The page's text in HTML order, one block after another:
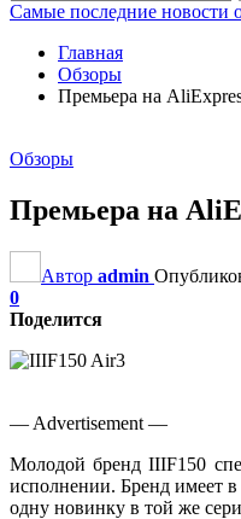
Самые последние новости
Главная
Обзоры
Премьера на
Обзоры
Премьера на
Автор admin
0
Поделится
— Advertisement —
Молодой бренд IIIF150
исполнении. Бренд имеет
одну новинку в той же